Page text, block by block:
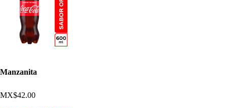
Manzanita
MX$42.00